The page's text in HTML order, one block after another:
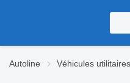
Autoline Véhicules utilitaires